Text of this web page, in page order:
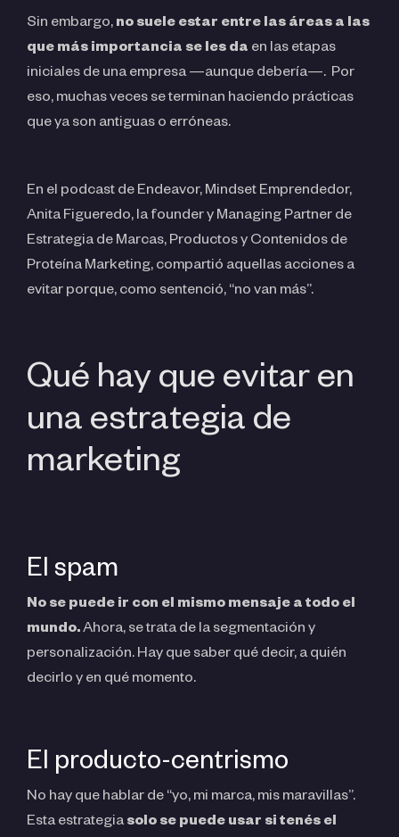
Sin embargo, no suele estar entre las áreas a las
que más importancia se les da en las etapas
iniciales de una empresa —aunque debería—. Por
eso, muchas veces se terminan haciendo prácticas
que ya son antiguas o erróneas.
En el podcast de Endeavor, Mindset Emprendedor,
Anita Figueredo, la founder y Managing Partner de
Estrategia de Marcas, Productos y Contenidos de
Proteína Marketing, compartió aquellas acciones a
evitar porque, como sentenció, “no van más”.
Qué hay que evitar en
una estrategia de
marketing
El spam
No se puede ir con el mismo mensaje a todo el
mundo.Ahora, se trata de la segmentación y
personalización. Hay que saber qué decir, a quién
decirlo y en qué momento.
El producto-centrismo
No hay que hablar de “yo, mi marca, mis maravillas”.
Esta estrategiasolo se puede usar si tenés el